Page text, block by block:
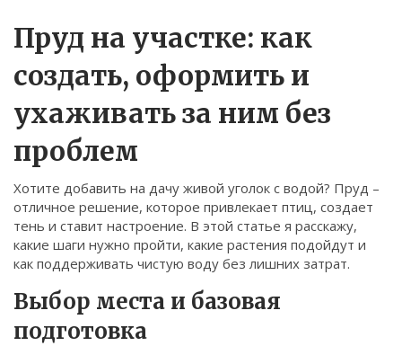
Меню
О нас
Условия использования
Политика конфиденциальности
ФЗ-152
Связаться
© 2026. Все права защищены.
Пруд на участке: как
создать, оформить и
ухаживать за ним без
проблем
Хотите добавить на дачу живой уголок с водой? Пруд –
отличное решение, которое привлекает птиц, создает
тень и ставит настроение. В этой статье я расскажу,
какие шаги нужно пройти, какие растения подойдут и
как поддерживать чистую воду без лишних затрат.
Выбор места и базовая
подготовка